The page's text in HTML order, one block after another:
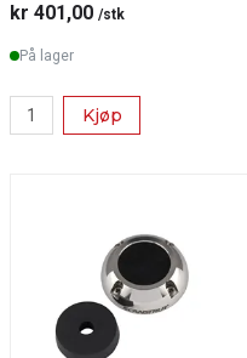
kr 401,00 /stk
På lager
Kjøp